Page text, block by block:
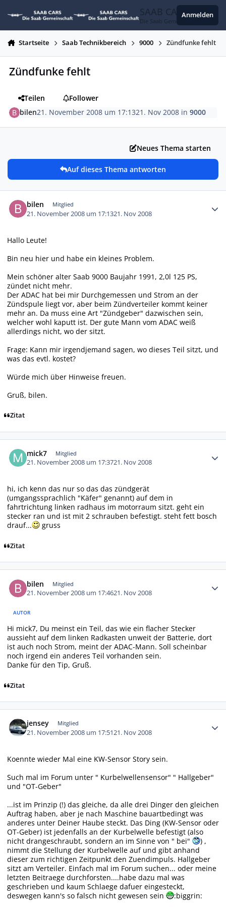
SAAB CARS
Die Saab Gemeinschaft
Anmelden
Startseite Saab Technikbereich 9000 Zündfunke fehlt
Zündfunke fehlt
Teilen
Follower
bilen21. November 2008 um 17:1321. Nov 2008 in9000
Neues Thema starten
Auf dieses Thema antworten
bilen Mitglied
21. November 2008 um 17:1321. Nov 2008
Hallo Leute!
Bin neu hier und habe ein kleines Problem.
Mein schöner alter Saab 9000 Baujahr 1991, 2,0l 125 PS,
zündet nicht mehr.
Der ADAC hat bei mir Durchgemessen und Strom an der
Zündspule liegt vor, aber beim Zündverteiler kommt keiner
mehr an. Da muss eine Art "Zündgeber" dazwischen sein,
welcher wohl kaputt ist. Der gute Mann vom ADAC weiß
allerdings nicht, wo der sitzt.
Frage: Kann mir irgendjemand sagen, wo dieses Teil sitzt, und
was das evtl. kostet?
Würde mich über Hinweise freuen.
Gruß, bilen.
Zitat
mick7 Mitglied
21. November 2008 um 17:3721. Nov 2008
hi, ich kenn das nur so das das zündgerät
(umgangssprachlich "Käfer" genannt) auf dem in
fahrtrichtung linken radhaus im motorraum sitzt. geht ein
stecker ran und ist mit 2 schrauben befestigt. steht fett bosch
drauf...
gruss
Zitat
bilen Mitglied
21. November 2008 um 17:4621. Nov 2008
AUTOR
Hi mick7, Du meinst ein Teil, das wie ein flacher Stecker
aussieht auf dem linken Radkasten unweit der Batterie, dort
ist auch noch Strom, meint der ADAC-Mann. Soll scheinbar
noch irgend ein anderes Teil vorhanden sein.
Danke für den Tip, Gruß.
Zitat
jensey Mitglied
21. November 2008 um 17:5121. Nov 2008
Koennte wieder Mal eine KW-Sensor Story sein.
Such mal im Forum unter " Kurbelwellensensor" " Hallgeber"
und "OT-Geber"
...ist im Prinzip (!) das gleiche, da alle drei Dinger den gleichen
Auftrag haben, aber je nach Maschine bauartbedingt was
anderes unter Deiner Haube steckt. Das Ding (KW-Sensor oder
OT-Geber) ist jedenfalls an der Kurbelwelle befestigt (also
nicht drangeschraubt, sondern an im Sinne von " bei"
) ,
nimmt die Stellung der Kurbelwelle auf und gibt anhand
dieser zum richtigen Zeitpunkt den Zuendimpuls. Hallgeber
sitzt am Verteiler. Einfach mal im Forum suchen... oder meine
letzten Beitraege durchforsten....habe dazu mal was
geschrieben und kaum Schlaege dafuer eingesteckt,
deswegen kann's so falsch nicht gewesen sein
:biggrin: